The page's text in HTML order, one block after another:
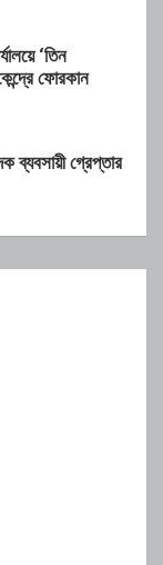
‘তিন
ফোরকান
ব্যবসায়ী গ্রেপ্তার